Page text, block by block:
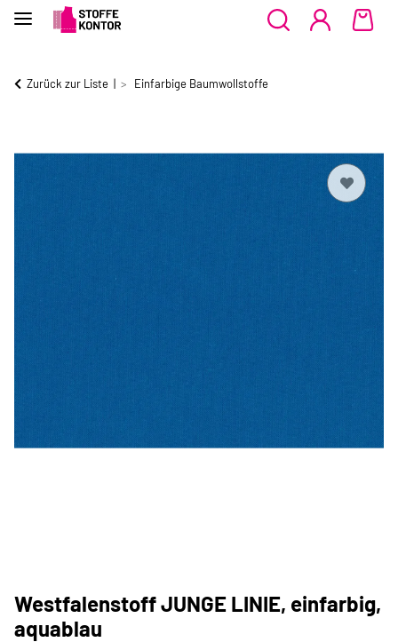
Zurück zur Liste Einfarbige Baumwollstoffe
Westfalenstoff JUNGE LINIE, einfarbig,
aquablau